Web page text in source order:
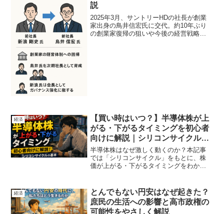
説
2025年3月、サントリーHDの社長が創業
家出身の鳥井信宏氏に交代。約10年ぶり
の創業家復帰の狙いや今後の経営戦略を
経済
【買い時はいつ？】半導体株が上
がる・下がるタイミングを初心者
向けに解説｜シリコンサイクルの
基本
半導体株はなぜ激しく動くのか？本記事
では「シリコンサイクル」をもとに、株
価が上がる・下がるタイミングをわかり
と、見るべき指標（SOX指数・Book-to-
Bill・決算）を具体的に紹介します。
経済
とんでもない円安はなぜ起きた？
庶民の生活への影響と高市政権の
可能性をやさしく解説